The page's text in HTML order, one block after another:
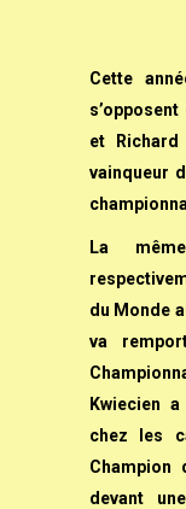
Cette
et
vainqueur
La
du Monde
va
Kwiecien
chez les
Champion
devant